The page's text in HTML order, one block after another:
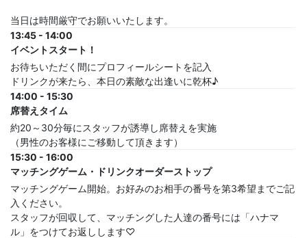
当日は時間厳守でお願いいたします。
13:45 - 14:00
イベントスタート！
お待ちいただく間にプロフィールシートを記入
ドリンクが来たら、本日の素敵な出逢いに乾杯♪
14:00 - 15:30
席替えタイム
約20～30分毎にスタッフが誘導し席替えを実施
（男性のお客様にご移動して頂きます）
15:30 - 16:00
マッチングゲーム・ドリンクオーダーストップ
マッチングゲーム開始。お好みのお相手の番号を第3希望までご記
入ください。
スタッフが回収して、マッチングした人達の番号には「ハナマ
ル」をつけてお返しします♡